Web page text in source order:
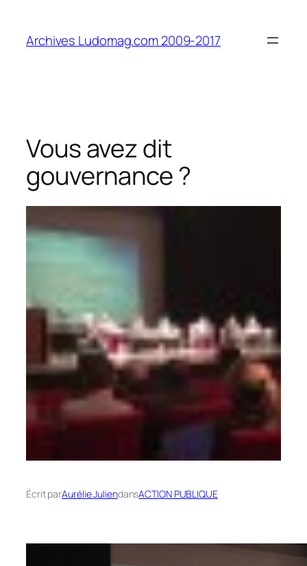
contenu
Archives Ludomag.com 2009-2017
Vous avez dit
gouvernance ?
Écrit parAurélie JuliendansACTION PUBLIQUE